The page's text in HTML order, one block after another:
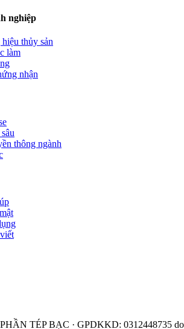
nghiệp
thủy sản
làm
nhận
thông ngành
TÉP BẠC · GPDKKD: 0312448735 do